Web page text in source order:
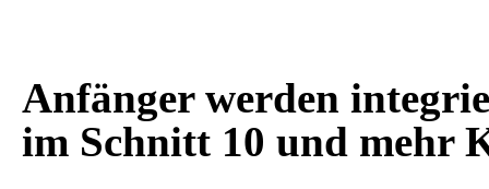
Anfänger werden
im Schnitt 10 und mehr